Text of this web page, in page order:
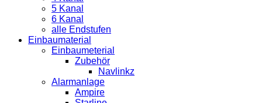
5 Kanal
6 Kanal
alle Endstufen
Einbaumaterial
Einbaumeterial
Zubehör
Navlinkz
Alarmanlage
Ampire